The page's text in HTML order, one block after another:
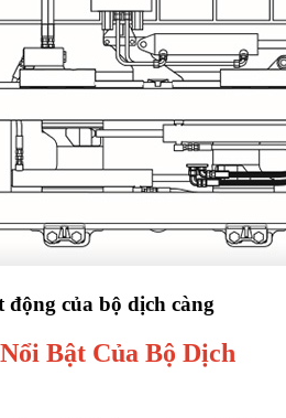
động của bộ dịch càng
Bật Của Bộ Dịch